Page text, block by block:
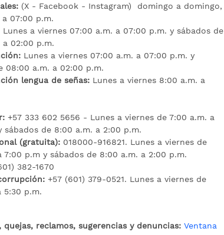
(X - Facebook - Instagram) domingo a domingo,
a 07:00 p.m.
Lunes a viernes 07:00 a.m. a 07:00 p.m. y sábados de
a 02:00 p.m.
Lunes a viernes 07:00 a.m. a 07:00 p.m. y
08:00 a.m. a 02:00 p.m.
lengua de señas: Lunes a viernes 8:00 a.m. a
+57 333 602 5656 - Lunes a viernes de 7:00 a.m. a
sábados de 8:00 a.m. a 2:00 p.m.
(gratuita): 018000-916821. Lunes a viernes de
7:00 p.m y sábados de 8:00 a.m. a 2:00 p.m.
382-1670
+57 (601) 379-0521. Lunes a viernes de
5:30 p.m.
quejas, reclamos, sugerencias y denuncias: Ventana